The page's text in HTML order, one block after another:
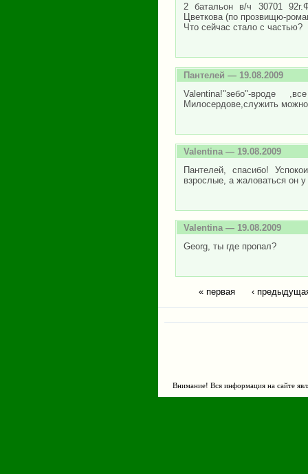
2 батальон в/ч 30701
Цветкова (по прозвищю-
Что сейчас стало с частью?
Пантелей — 19.08.2009
Valentina!"зебо"-вроде
Милосердове,служить
Valentina— 19.08.2009
Пантелей, спасибо!
взрослые, а жаловаться он
Valentina— 19.08.2009
Georg, ты где пропал?
Страницы
« первая ‹
Внимание! Вся информация на сайте